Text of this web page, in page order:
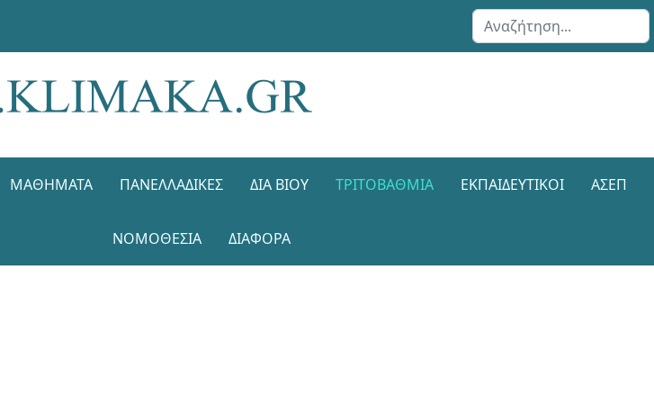
Αναζήτηση...
ΜΑΘΉΜΑΤΑ ΠΑΝΕΛΛΑΔΙΚΈΣ ΔΙΑ ΒΊΟΥ ΤΡΙΤΟΒΆΘΜΙΑ ΕΚΠΑΙΔΕΥΤΙΚΟΊ ΑΣΕΠ
ΝΟΜΟΘΕΣΊΑ ΔΙΑΦΟΡΑ